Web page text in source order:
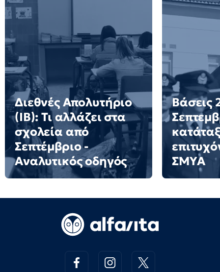
Διεθνές Απολυτήριο
(IB): Τι αλλάζει στα
σχολεία από
Σεπτέμβριο -
Αναλυτικός οδηγός
Βάσεις
ΣΜΥΑ